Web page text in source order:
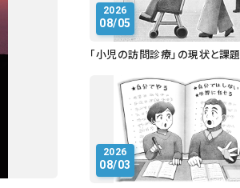
2026
08/05
「小児の訪問診療」の現状と課題
2026
08/03